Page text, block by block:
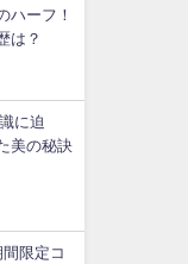
ハーフ！
は？
に迫
美の秘訣
限定コ